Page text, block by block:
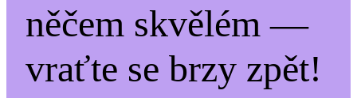
něčem skvělém —
vraťte se brzy zpět!